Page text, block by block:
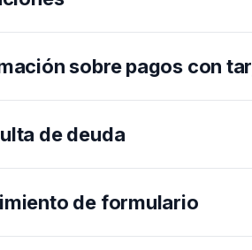
sobre pagos con
de deuda
de formulario